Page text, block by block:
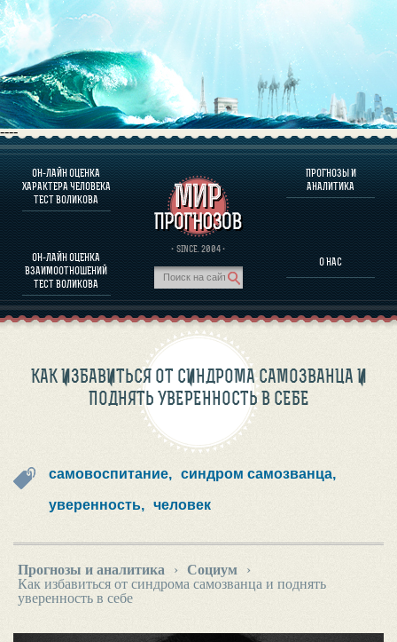
----
ОН-ЛАЙН ОЦЕНКА
ХАРАКТЕРА ЧЕЛОВЕКА
ТЕСТ ВОЛИКОВА
ОН-ЛАЙН ОЦЕНКА
ВЗАИМООТНОШЕНИЙ
ТЕСТ ВОЛИКОВА
· SINCE. 2004 ·
ПРОГНОЗЫ И
АНАЛИТИКА
О НАС
О ПРОГРАММЕ
ОЦЕНКА ХАРАКТЕРA ЧЕЛОВЕКА
ОЦЕНКА ХАРАКТЕРА ВЫДАЮЩИХСЯ ЛИЧНОСТЕЙ
О ПРОГРАММЕ
ПРОГНОЗЫ И АНАЛИТИКА
КАК ИЗБАВИТЬСЯ ОТ СИНДРОМА САМОЗВАНЦА И
ПОДНЯТЬ УВЕРЕННОСТЬ В СЕБЕ
самовоспитание, синдром самозванца,
уверенность, человек
Прогнозы и аналитика › Социум
›
Как избавиться от синдрома самозванца и поднять
уверенность в себе